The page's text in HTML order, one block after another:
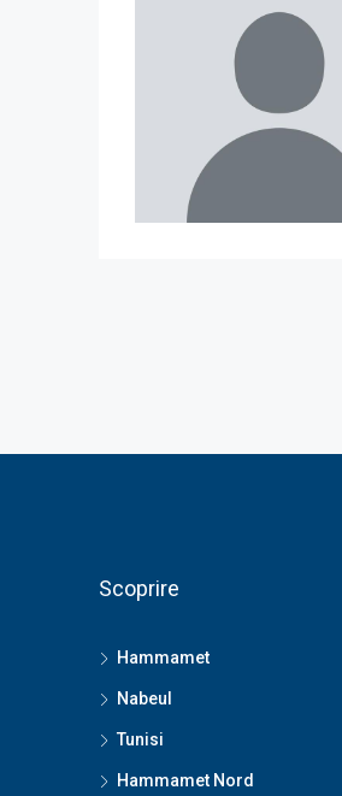
Scoprire
Hammamet
Nabeul
Tunisi
Hammamet Nord